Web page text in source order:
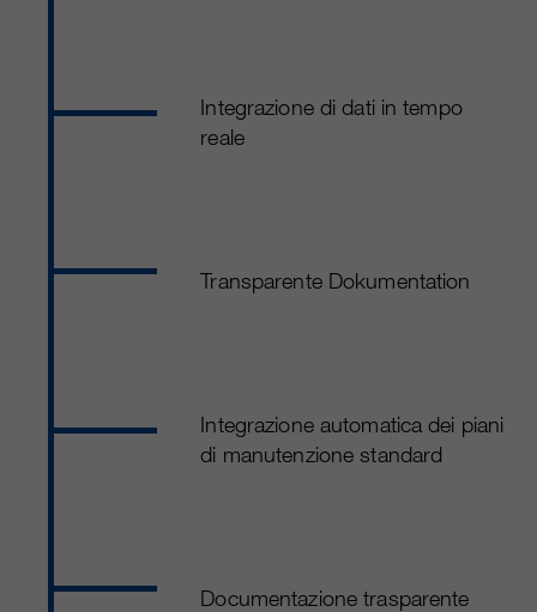
Integrazione di dati in tempo
reale
Transparente Dokumentation
Integrazione automatica dei piani
di manutenzione standard
Documentazione trasparente